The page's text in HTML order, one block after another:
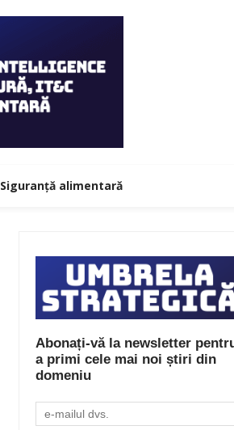
Siguranță alimentară
Abonați-vă la newsletter
a primi cele mai noi știri din
domeniu